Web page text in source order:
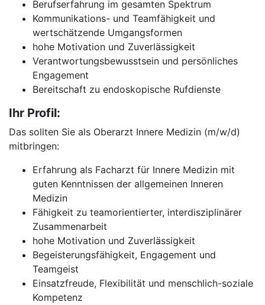
Berufserfahrung im gesamten Spektrum
Kommunikations- und Teamfähigkeit und
wertschätzende Umgangsformen
hohe Motivation und Zuverlässigkeit
Verantwortungsbewusstsein und persönliches
Engagement
Bereitschaft zu endoskopische Rufdienste
Ihr Profil:
Das sollten Sie als Oberarzt Innere Medizin (m/w/d)
mitbringen:
Erfahrung als Facharzt für Innere Medizin mit
guten Kenntnissen der allgemeinen Inneren
Medizin
Fähigkeit zu teamorientierter, interdisziplinärer
Zusammenarbeit
hohe Motivation und Zuverlässigkeit
Begeisterungsfähigkeit, Engagement und
Teamgeist
Einsatzfreude, Flexibilität und menschlich-soziale
Kompetenz